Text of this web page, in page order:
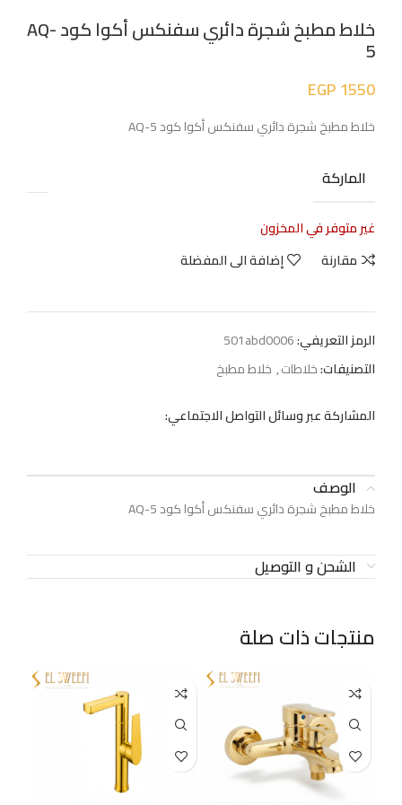
خلاط مطبخ شجرة دائري سفنكس أكوا كود AQ-
5
EGP1550
خلاط مطبخ شجرة دائري سفنكس أكوا كود AQ-5
الماركة
غير متوفر في المخزون
مقارنة
إضافة الى المفضلة
الرمز التعريفي:501abd0006
التصنيفات:خلاطات, خلاط مطبخ
المشاركة عبر وسائل التواصل الاجتماعي:
الوصف
خلاط مطبخ شجرة دائري سفنكس أكوا كود AQ-5
الشحن و التوصيل
منتجات ذات صلة